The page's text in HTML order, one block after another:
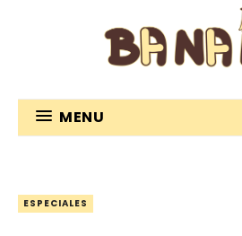
MENU
ESPECIALES